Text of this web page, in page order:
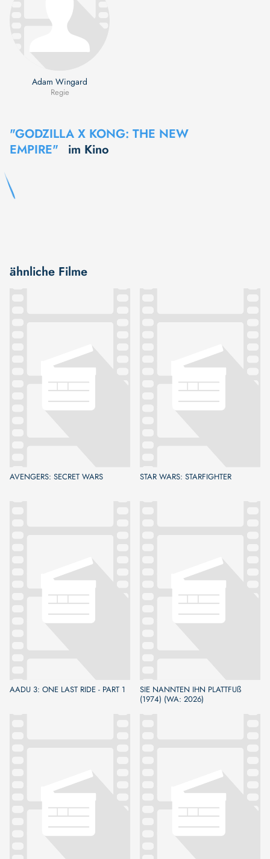
Adam Wingard
Regie
"GODZILLA X KONG: THE NEW
EMPIRE"
im Kino
ähnliche Filme
AVENGERS: SECRET WARS STAR WARS: STARFIGHTER
AADU 3: ONE LAST RIDE - PART 1
SIE NANNTEN IHN PLATTFUß
(1974) (WA: 2026)